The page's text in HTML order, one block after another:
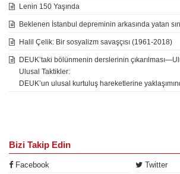
Lenin 150 Yaşında
Beklenen İstanbul depreminin arkasında yatan
Halil Çelik: Bir sosyalizm savaşçısı (1961-2018)
DEUK’taki bölünmenin derslerinin
Ulusal Taktikler:
DEUK’un ulusal kurtuluş hareketlerine
Bizi Takip Edin
Facebook
Twitter